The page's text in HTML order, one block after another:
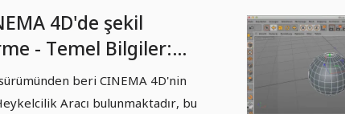
4D'de şekil
- Temel Bilgiler:
01 - Girişberi CINEMA 4D'nin
Aracı bulunmaktadır, bu